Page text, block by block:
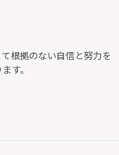
根拠のない自信と努力を
す。